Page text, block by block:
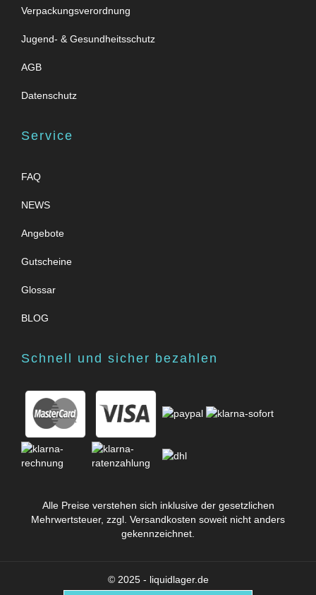
Verpackungsverordnung
Jugend- & Gesundheitsschutz
AGB
Datenschutz
Service
FAQ
NEWS
Angebote
Gutscheine
Glossar
BLOG
Schnell und sicher bezahlen
Alle Preise verstehen sich inklusive der gesetzlichen
Mehrwertsteuer, zzgl. Versandkosten soweit nicht anders
gekennzeichnet.
© 2025 - liquidlager.de